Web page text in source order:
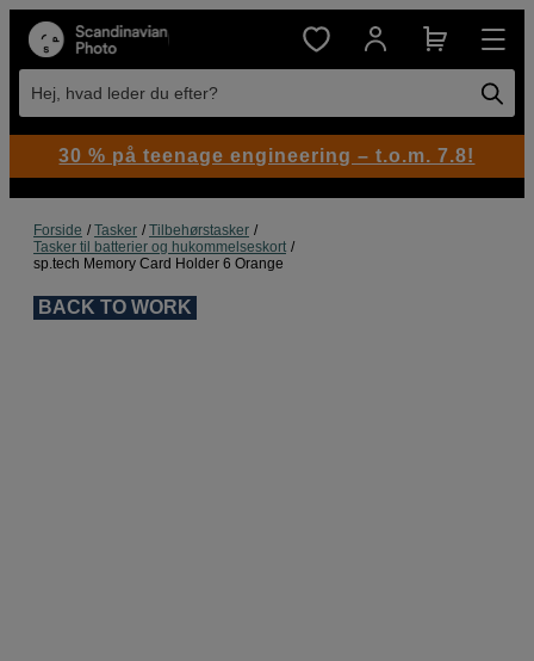
Hej, hvad leder du efter?
Forside Tasker
Tilbehørstasker
Tasker til batterier og hukommelseskort
sp.tech Memory Card Holder 6 Orange
BACK TO WORK
30 % på teenage engineering – t.o.m. 7.8!